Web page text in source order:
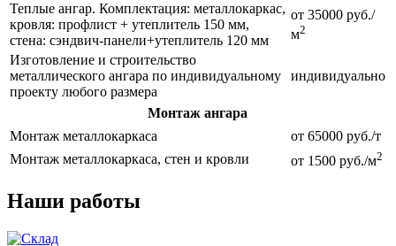
Теплые ангар. Комплектация: металлокаркас,
кровля: профлист + утеплитель 150 мм,
стена: сэндвич-панели+утеплитель 120 мм
от 35000 руб./
м2
Изготовление и строительство
металлического ангара по индивидуальному
проекту любого размера
индивидуально
Монтаж ангара
Монтаж металлокаркаса
от 65000 руб./т
Монтаж металлокаркаса, стен и кровли
от 1500 руб./м2
Наши работы